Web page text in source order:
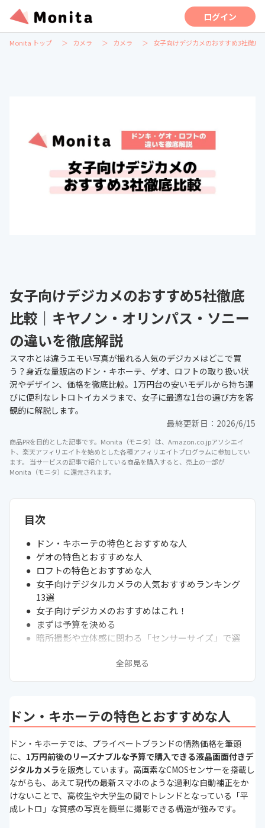
ログイン
Monita トップ カメラ カメラ 女子向けデジカメのおすすめ3社徹
女子向けデジカメのおすすめ5社徹底
比較｜キヤノン・オリンパス・ソニー
の違いを徹底解説
スマホとは違うエモい写真が撮れる人気のデジカメはどこで買
う？身近な量販店のドン・キホーテ、ゲオ、ロフトの取り扱い状
況やデザイン、価格を徹底比較。1万円台の安いモデルから持ち運
びに便利なレトロトイカメラまで、女子に最適な1台の選び方を客
観的に解説します。
最終更新日： 2026/6/15
商品PRを目的とした記事です。Monita（モニタ）は、Amazon.co.jpアソシエイ
ト、楽天アフィリエイトを始めとした各種アフィリエイトプログラムに参加してい
ます。 当サービスの記事で紹介している商品を購入すると、売上の一部が
Monita（モニタ）に還元されます。
目次
ドン・キホーテの特色とおすすめな人
ゲオの特色とおすすめな人
ロフトの特色とおすすめな人
女子向けデジタルカメラの人気おすすめランキング
13選
女子向けデジカメのおすすめはこれ！
まずは予算を決める
暗所撮影や立体感に関わる「センサーサイズ」で選
撮影目的に合わせて「ズーム倍率」を選ぶ
動画撮影用の確認ポイント
ら
全部見る
ドン・キホーテの特色とおすすめな人
ドン・キホーテでは、プライベートブランドの情熱価格を筆頭
に、 1万円前後のリーズナブルな予算で購入できる液晶画面付きデ
ジタルカメラを販売しています。高画素なCMOSセンサーを搭載し
ながらも、あえて現代の最新スマホのような過剰な自動補正をか
けないことで、高校生や大学生の間でトレンドとなっている「平
成レトロ」な質感の写真を簡単に撮影できる構造が強みです。